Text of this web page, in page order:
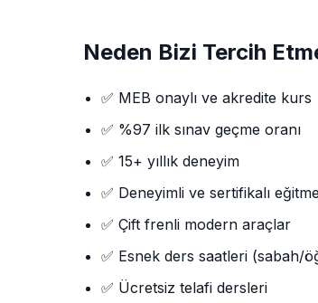
Neden Bizi Tercih
✅ MEB onaylı ve akredite kurs
✅ %97 ilk sınav geçme oranı
✅ 15+ yıllık deneyim
✅ Deneyimli ve sertifikalı
✅ Çift frenli modern araçlar
✅ Esnek ders saatleri (sabah/
✅ Ücretsiz telafi dersleri